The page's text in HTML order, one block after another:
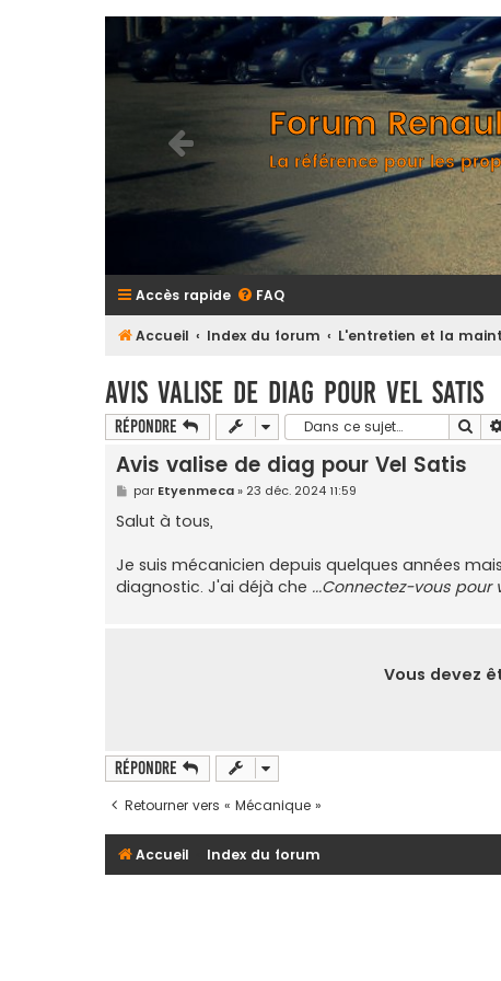
Forum
La référence pour les
Accès rapide FAQ
Accueil Index du forum L'entretien et la
Avis valise de diag pour Vel Satis
Répondre
Avis valise de diag pour Vel Satis
M
e
s
s
g
e
par Etyenmeca» 23 déc. 2024 11:59
Salut à tous,
Je suis mécanicien depuis quelques années
diagnostic. J'ai déjà che ...Connectez-vous pour
Vous devez
Répondre
Retourner vers « Mécanique »
Accueil Index du forum